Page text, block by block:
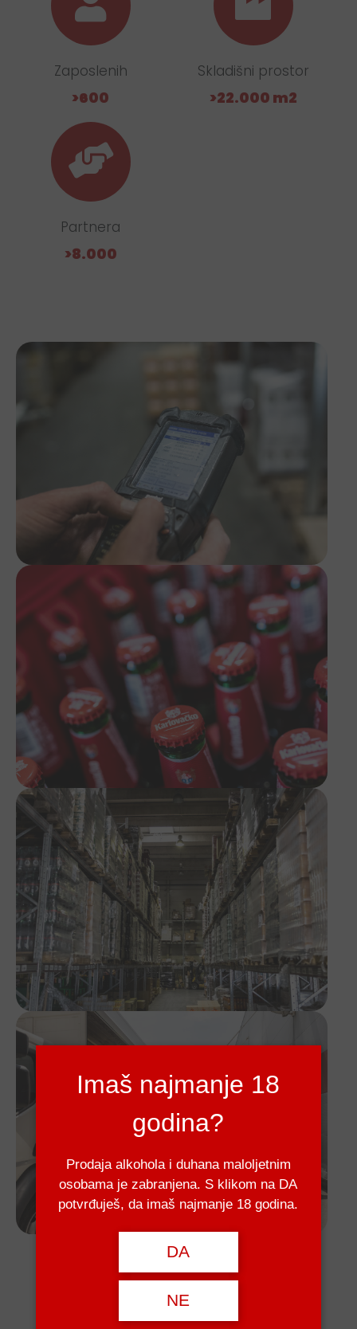
Zaposlenih
>600
Skladišni prostor
>22.000 m2
Partnera
>8.000
Imaš najmanje 18
godina?
Prodaja alkohola i duhana maloljetnim
osobama je zabranjena. S klikom na DA
potvrđuješ, da imaš najmanje 18 godina.
DA
NE